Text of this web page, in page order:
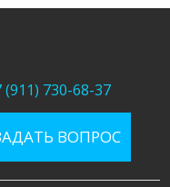
(911) 730-68-37
ВОПРОС